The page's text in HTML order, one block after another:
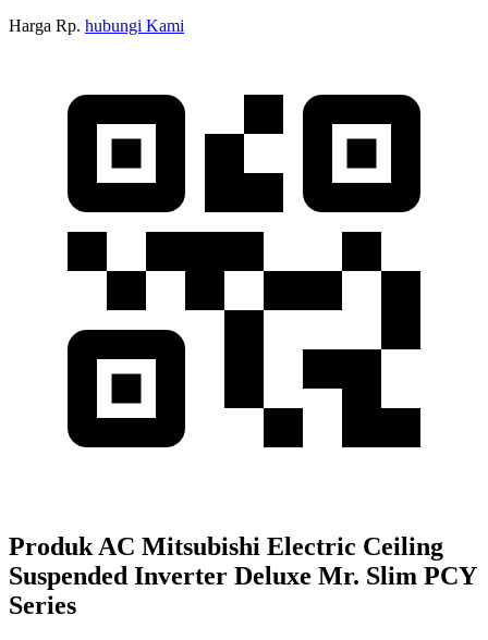
Harga Rp. hubungi Kami
Produk AC Mitsubishi Electric Ceiling
Suspended Inverter Deluxe Mr. Slim PCY
Series